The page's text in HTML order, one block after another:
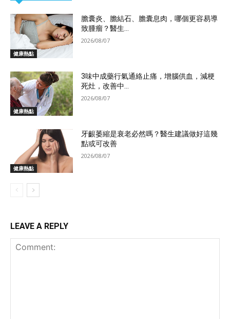
健康熱點
膽囊炎、膽結石、膽囊息肉，哪個更容易導
致腫瘤？醫生...
2026/08/07
健康熱點
3味中成藥行氣通絡止痛，增腦供血，減梗
死灶，改善中...
2026/08/07
健康熱點
牙齦萎縮是衰老必然嗎？醫生建議做好這幾
點或可改善
2026/08/07
LEAVE A REPLY